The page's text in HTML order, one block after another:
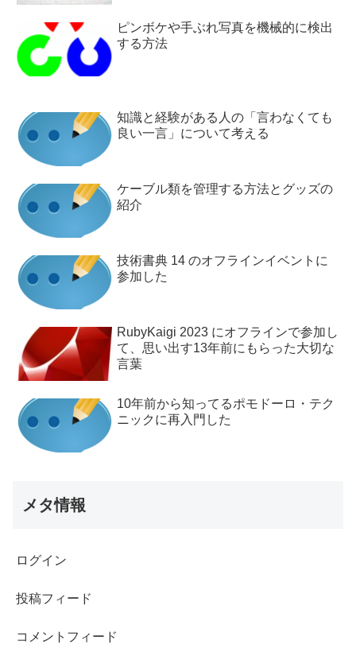
ピンボケや手ぶれ写真を機械的に検出
する方法
知識と経験がある人の「言わなくても
良い一言」について考える
ケーブル類を管理する方法とグッズの
紹介
技術書典 14 のオフラインイベントに
参加した
RubyKaigi 2023 にオフラインで参加し
て、思い出す13年前にもらった大切な
言葉
10年前から知ってるポモドーロ・テク
ニックに再入門した
メタ情報
ログイン
投稿フィード
コメントフィード